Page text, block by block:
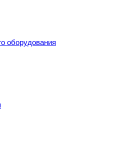
оборудования